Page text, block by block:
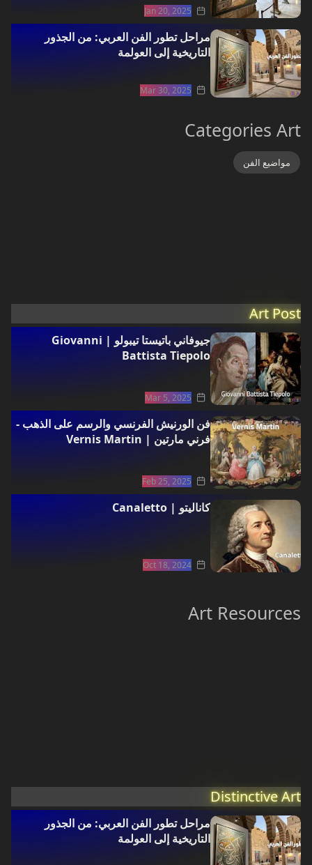
Jan 20, 2025
مراحل تطور الفن العربي: من الجذور
التاريخية إلى العولمة
Mar 30, 2025
Categories Art
مواضيع الفن
Art Post
جيوفاني باتيستا تيبولو | Giovanni
Battista Tiepolo
Mar 5, 2025
فن الورنيش الفرنسي والرسم على الذهب -
فرني مارتين | Vernis Martin
Feb 25, 2025
كاناليتو | Canaletto
Oct 18, 2024
Art Resources
Distinctive Art
مراحل تطور الفن العربي: من الجذور
التاريخية إلى العولمة